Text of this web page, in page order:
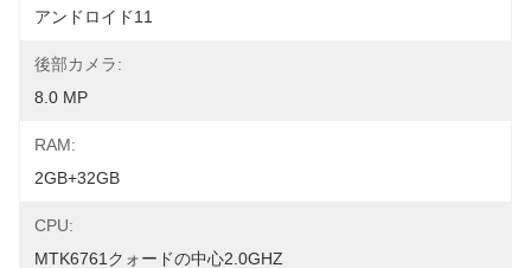
アンドロイド11
後部カメラ:
8.0 MP
RAM:
2GB+32GB
CPU:
MTK6761クォードの中心2.0GHZ